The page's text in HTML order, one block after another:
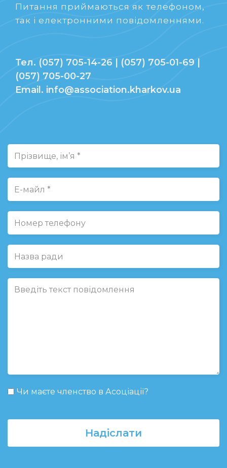
Питання приймаються як телефоном,
так і електронними повідомленнями.
Тел. (057) 705-14-26 | (057) 705-01-69 |
(057) 705-00-27
Email. info@association.kharkov.ua
Чи маєте членство в Асоціації?
Надіслати